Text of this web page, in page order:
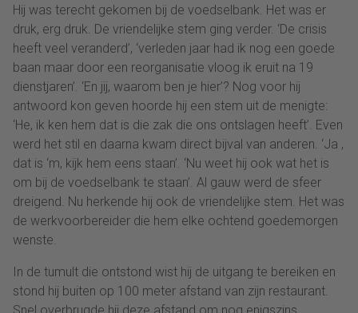
Hij was terecht gekomen bij de voedselbank. Het was er
druk, erg druk. De vriendelijke stem ging verder. ‘De crisis
heeft veel veranderd’, ‘verleden jaar had ik nog een goede
baan maar door een reorganisatie vloog ik eruit na 19
dienstjaren’. ‘En jij, waarom ben je hier’? Nog voor hij
antwoord kon geven hoorde hij een stem uit de menigte:
‘He, ik ken hem dat is die zak die ons ontslagen heeft’. Even
werd het stil en daarna kwam direct bijval van anderen. ‘Ja ,
dat is ‘m, kijk hem eens staan’. ‘Nu weet hij ook wat het is
om bij de voedselbank te staan’. Al gauw werd de sfeer
dreigend. Nu herkende hij ook de vriendelijke stem. Het was
de werkvoorbereider die hem elke ochtend goedemorgen
wenste.
In de tumult die ontstond wist hij de uitgang te bereiken en
stond hij buiten op 100 meter afstand van zijn restaurant.
Snel overbrugde hij deze afstand om nog enigszins